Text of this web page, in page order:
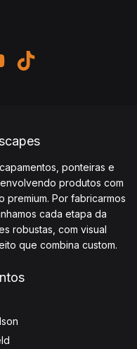
ponteiras e
produtos com
premium. Por fabricarmos
cada etapa da
robustas, com visual
que combina custom.